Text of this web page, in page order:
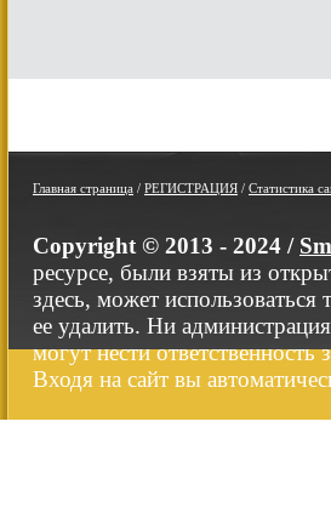
Главная страница / РЕГИСТРАЦИЯ / Статистика
Copyright © 2013 - 2024 /
ресурсе, были взяты из
здесь, может
ее удалить. Ни
могут нести ответственность
Входя на сайт вы